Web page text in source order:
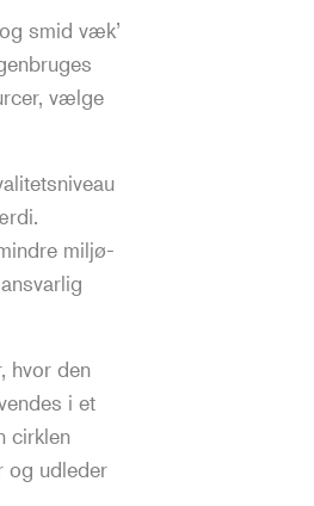
smid væk’
vælge
miljø-
hvor den
i et
cirklen
og udleder